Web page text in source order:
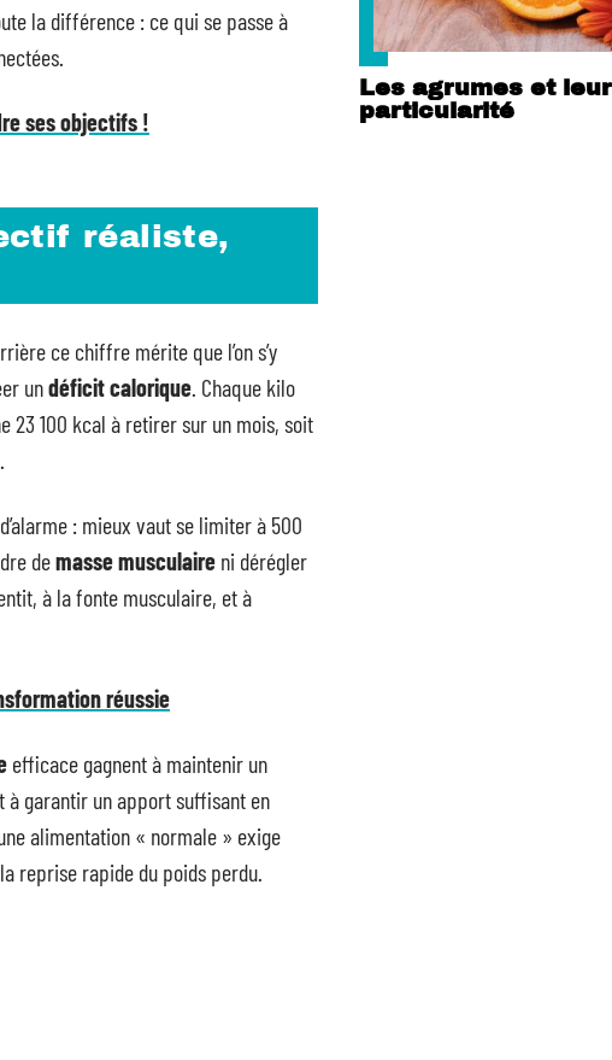
la différence : ce qui se passe à
ses objectifs !
réaliste,
ce chiffre mérite que l’on s’y
undéficit calorique. Chaque kilo
23 100 kcal à retirer sur un mois, soit
: mieux vaut se limiter à 500
demasse musculaire ni dérégler
à la fonte musculaire, et à
réussie
efficace gagnent à maintenir un
à garantir un apport suffisant en
alimentation « normale » exige
reprise rapide du poids perdu.
Les agrumes et leur
particularité